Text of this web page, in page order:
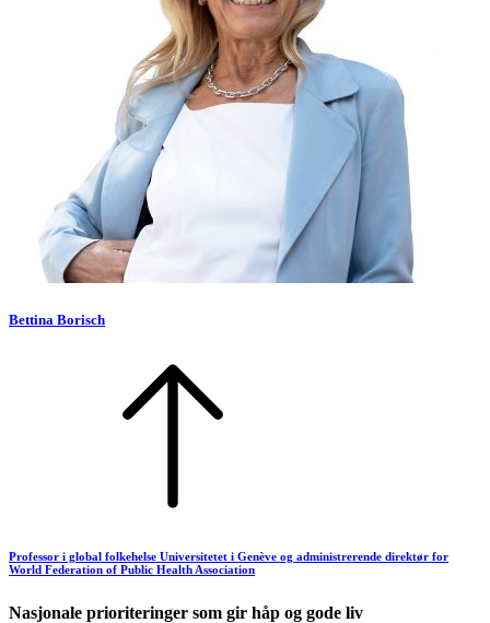
Bettina Borisch
Professor i global folkehelse Universitetet i Genève og administrerende direktør for
World Federation of Public Health Association
Nasjonale prioriteringer som gir håp og gode liv